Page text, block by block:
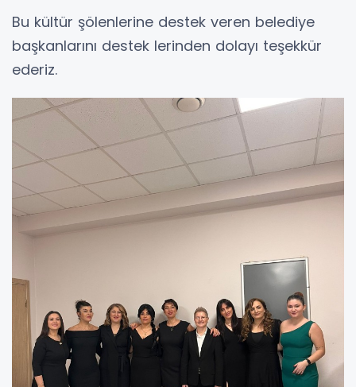
Bu kültür şölenlerine destek veren belediye
başkanlarını destek lerinden dolayı teşekkür
ederiz.